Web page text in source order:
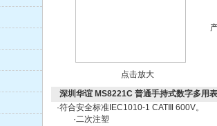
点击放大
深圳华谊 MS8221C 普通手持式数字多用表
·符合安全标准IEC1010-1 CATⅢ 600V。
·二次注塑